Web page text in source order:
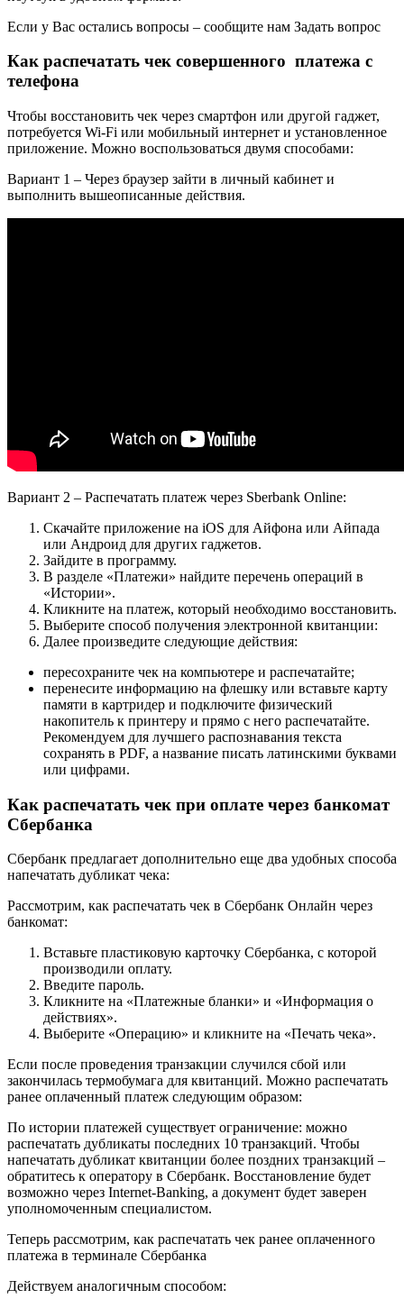
Если у Вас остались вопросы – сообщите нам Задать вопрос
Как распечатать чек совершенного платежа с
телефона
Чтобы восстановить чек через смартфон или другой гаджет,
потребуется Wi-Fi или мобильный интернет и установленное
приложение. Можно воспользоваться двумя способами:
Вариант 1 – Через браузер зайти в личный кабинет и
выполнить вышеописанные действия.
Вариант 2 – Распечатать платеж через Sberbank Online:
Скачайте приложение на iOS для Айфона или Айпада
или Андроид для других гаджетов.
Зайдите в программу.
В разделе «Платежи» найдите перечень операций в
«Истории».
Кликните на платеж, который необходимо восстановить.
Выберите способ получения электронной квитанции:
Далее произведите следующие действия:
пересохраните чек на компьютере и распечатайте;
перенесите информацию на флешку или вставьте карту
памяти в картридер и подключите физический
накопитель к принтеру и прямо с него распечатайте.
Рекомендуем для лучшего распознавания текста
сохранять в PDF, а название писать латинскими буквами
или цифрами.
Как распечатать чек при оплате через банкомат
Сбербанка
Сбербанк предлагает дополнительно еще два удобных способа
напечатать дубликат чека:
Рассмотрим, как распечатать чек в Сбербанк Онлайн через
банкомат:
Вставьте пластиковую карточку Сбербанка, с которой
производили оплату.
Введите пароль.
Кликните на «Платежные бланки» и «Информация о
действиях».
Выберите «Операцию» и кликните на «Печать чека».
Если после проведения транзакции случился сбой или
закончилась термобумага для квитанций. Можно распечатать
ранее оплаченный платеж следующим образом:
По истории платежей существует ограничение: можно
распечатать дубликаты последних 10 транзакций. Чтобы
напечатать дубликат квитанции более поздних транзакций –
обратитесь к оператору в Сбербанк. Восстановление будет
возможно через Internet-Banking, а документ будет заверен
уполномоченным специалистом.
Теперь рассмотрим, как распечатать чек ранее оплаченного
платежа в терминале Сбербанка
Действуем аналогичным способом: